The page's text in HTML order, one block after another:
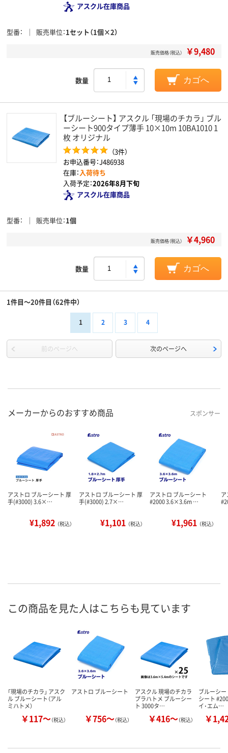
アスクル在庫商品
型番 販売単位 1セット（1個×2）
販売価格（税込） ￥9,480
数量 カゴへ
【ブルーシート】 アスクル 「現場のチカラ」 ブル
ーシート900タイプ薄手 10×10m 10BA1010 1
枚 オリジナル
（3件）
お申込番号：J486938
在庫：入荷待ち
入荷予定：2026年8月下旬
アスクル在庫商品
型番 販売単位 1個
販売価格（税込） ￥4,960
数量 カゴへ
1件目～20件目（62件中）
1 2 3 4
前のページへ 次のページへ
メーカーからのおすすめ商品 スポンサー
アストロ ブルーシート 厚
手(#3000) 3.6×…
¥1,892 （税込）
アストロ ブルーシート 厚
手(#3000) 2.7×…
¥1,101 （税込）
アストロ ブルーシート
#2000 3.6×3.6m …
¥1,961 （税込）
この商品を見た人はこちらも見ています
「現場のチカラ」 アスク
ル ブルーシート（アル
ミハトメ）
￥117～（税込）
アストロ ブルーシート
￥756～（税込）
アスクル 現場のチカラ
プラハトメ ブルーシー
ト 3000タ…
￥416～（税込）
ブルーシー
シート
イ･エム…
￥